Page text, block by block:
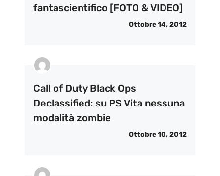
fantascientifico [FOTO & VIDEO]
Ottobre 14, 2012
Call of Duty Black Ops
Declassified: su PS Vita nessuna
modalità zombie
Ottobre 10, 2012